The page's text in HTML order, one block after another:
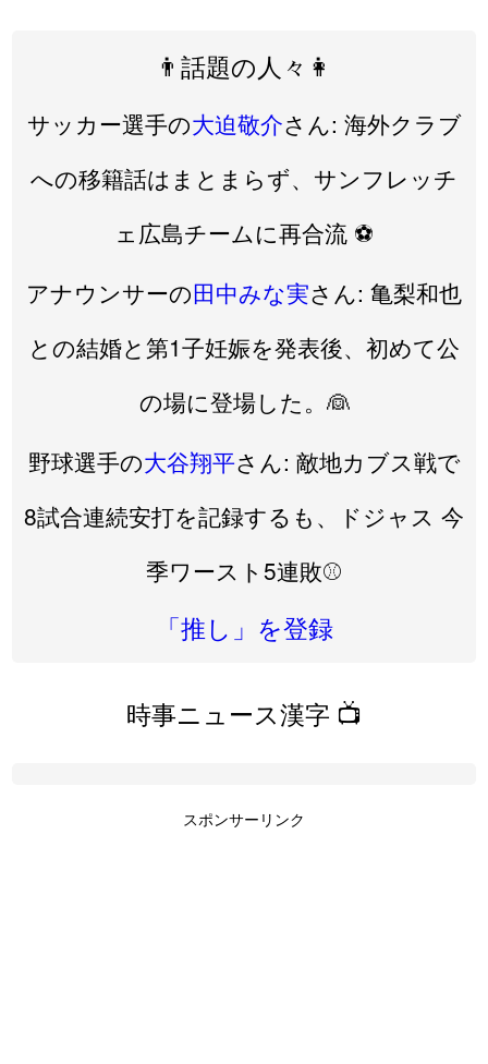
👨話題の人々👩
サッカー選手の大迫敬介さん: 海外クラブ
への移籍話はまとまらず、サンフレッチ
ェ広島チームに再合流 ⚽️
アナウンサーの田中みな実さん: 亀梨和也
との結婚と第1子妊娠を発表後、初めて公
の場に登場した。👰
野球選手の大谷翔平さん: 敵地カブス戦で
8試合連続安打を記録するも、ドジャス 今
季ワースト5連敗⚾️
「推し」を登録
時事ニュース漢字 📺
スポンサーリンク